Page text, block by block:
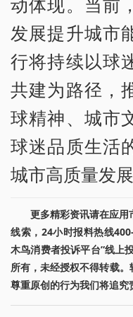
发展提升城市
行将持续以球
共建为路径，
球精神、城市
球迷品质生活
城市高质量发展
更多精彩资讯请在应用
线索，24小时报料热线
木鸟消费者投诉平台”线上
所有，未经授权不得转载
尊重原创的行为我们将追究